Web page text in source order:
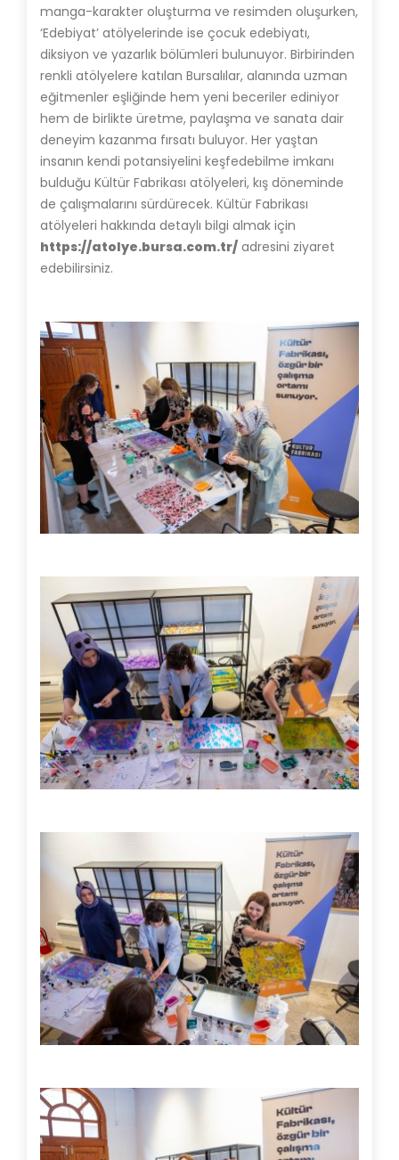
manga-karakter oluşturma ve resimden oluşurken,
‘Edebiyat’ atölyelerinde ise çocuk edebiyatı,
diksiyon ve yazarlık bölümleri bulunuyor. Birbirinden
renkli atölyelere katılan Bursalılar, alanında uzman
eğitmenler eşliğinde hem yeni beceriler ediniyor
hem de birlikte üretme, paylaşma ve sanata dair
deneyim kazanma fırsatı buluyor. Her yaştan
insanın kendi potansiyelini keşfedebilme imkanı
bulduğu Kültür Fabrikası atölyeleri, kış döneminde
de çalışmalarını sürdürecek. Kültür Fabrikası
atölyeleri hakkında detaylı bilgi almak için
https://atolye.bursa.com.tr/ adresini ziyaret
edebilirsiniz.